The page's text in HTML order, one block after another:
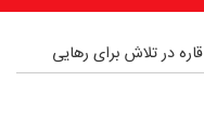
در تلاش برای رهایی